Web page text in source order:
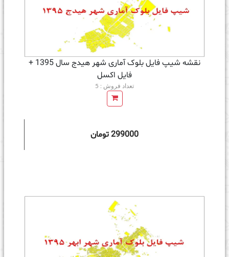
نقشه شیپ فایل بلوک آماری شهر هیدج سال 1395 +
فايل اكسل
تعداد فروش : 5
299000 تومان